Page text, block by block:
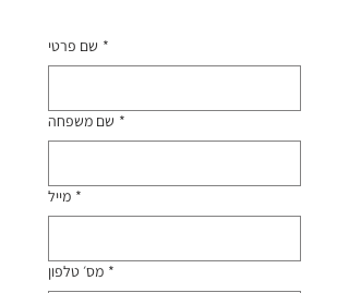
שם פרטי *
שם משפחה *
מייל *
מס׳ טלפון *